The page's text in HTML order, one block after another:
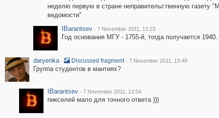
неделю первую в стране неправительственную газету
ведомости"
IBarantsev · 7 November 2011, 13:23
Год основания МГУ - 1755-й, тогда получается 1940.
daryenka · Discussed fragment · 7 November 2011, 13:49
Группа студентов в мантиях?
IBarantsev · 7 November 2011, 13:54
пикселей мало для точного ответа )))